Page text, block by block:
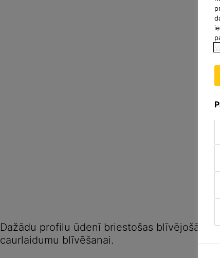
Dažādu profilu ūdenī briestošas blīvējošās
caurlaidumu blīvēšanai.